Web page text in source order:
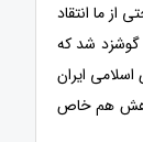
از ما انتقاد
گوشزد شد که
ایران
هم خاص